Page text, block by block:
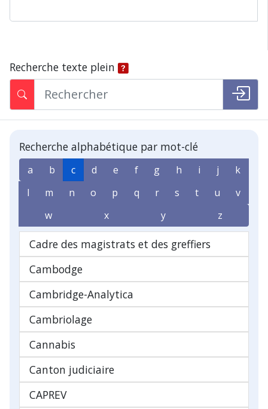
Recherche texte plein
Recherche alphabétique par mot-clé
a b c d e f g h i j
k
l
m n o p q r s t u
v
w
x y z
Cadre des magistrats et des greffiers
Cambodge
Cambridge-Analytica
Cambriolage
Cannabis
Canton judiciaire
CAPREV